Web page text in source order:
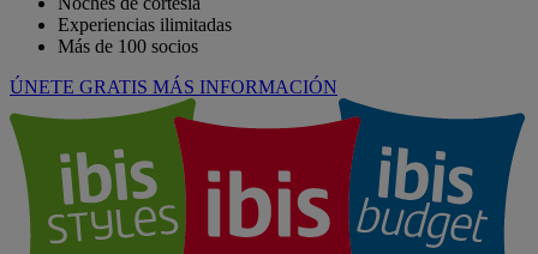
Experiencias ilimitadas
Más de 100 socios
ÚNETE GRATIS MÁS INFORMACIÓN